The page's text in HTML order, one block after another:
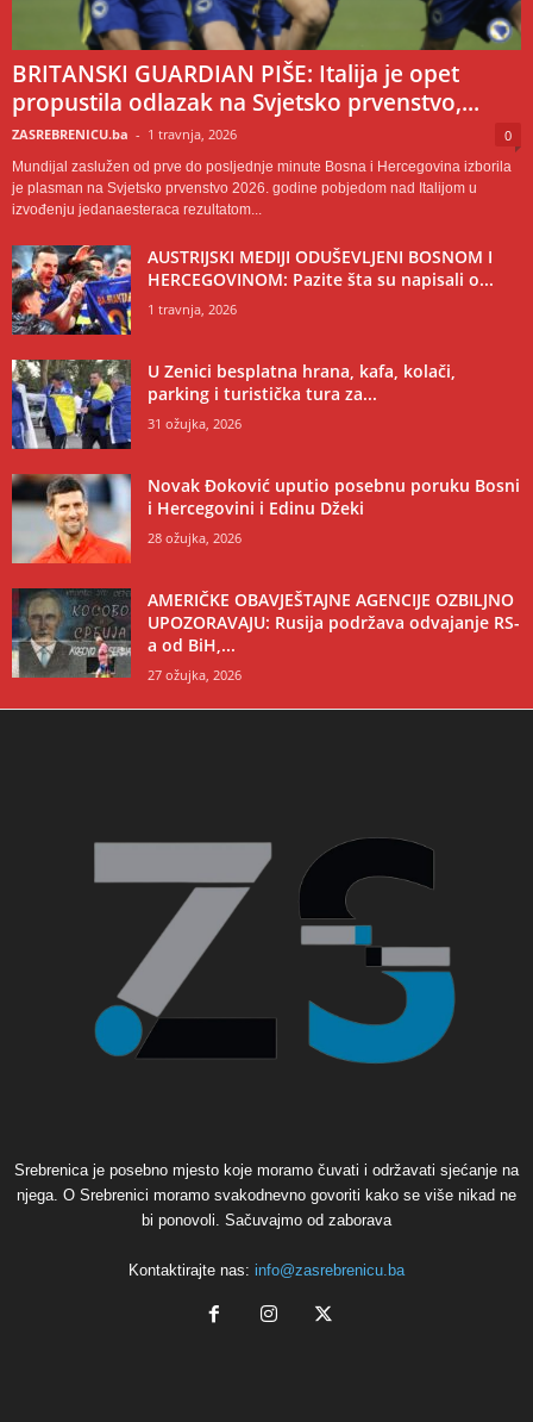
BRITANSKI GUARDIAN PIŠE: Italija je opet
propustila odlazak na Svjetsko prvenstvo,...
ZASREBRENICU.ba - 1 travnja, 2026 0
Mundijal zaslužen od prve do posljednje minute Bosna i Hercegovina izborila
je plasman na Svjetsko prvenstvo 2026. godine pobjedom nad Italijom u
izvođenju jedanaesteraca rezultatom...
AUSTRIJSKI MEDIJI ODUŠEVLJENI BOSNOM I
HERCEGOVINOM: Pazite šta su napisali o...
1 travnja, 2026
U Zenici besplatna hrana, kafa, kolači,
parking i turistička tura za...
31 ožujka, 2026
Novak Đoković uputio posebnu poruku Bosni
i Hercegovini i Edinu Džeki
28 ožujka, 2026
AMERIČKE OBAVJEŠTAJNE AGENCIJE OZBILJNO
UPOZORAVAJU: Rusija podržava odvajanje RS-
a od BiH,...
27 ožujka, 2026
Srebrenica je posebno mjesto koje moramo čuvati i održavati sjećanje na
njega. O Srebrenici moramo svakodnevno govoriti kako se više nikad ne
bi ponovoli. Sačuvajmo od zaborava
Kontaktirajte nas: info@zasrebrenicu.ba